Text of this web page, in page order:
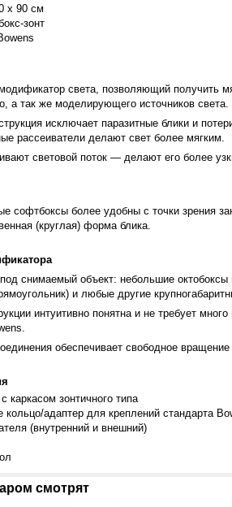
x 90 см
зонт
света, позволяющий получить
а так же моделирующего источников света.
исключает паразитные блики и
рассеиватели делают свет более мягким.
световой поток — делают его более
софтбоксы более удобны с точки зрения
(круглая) форма блика.
снимаемый объект: небольшие
и любые другие
интуитивно понятна и не требует
обеспечивает свободное
каркасом зонтичного типа
кольцо/адаптер для креплений стандарта
(внутренний и внешний)
смотрят